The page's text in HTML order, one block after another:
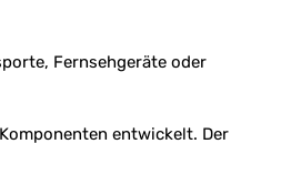
Fernsehgeräte oder
entwickelt. Der